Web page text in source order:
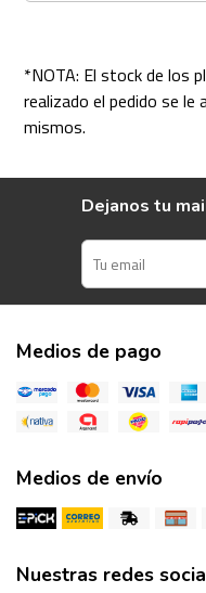
*NOTA: El stock de los
realizado el pedido se le
mismos.
Dejanos tu
Medios de pago
Medios de envío
Nuestras redes